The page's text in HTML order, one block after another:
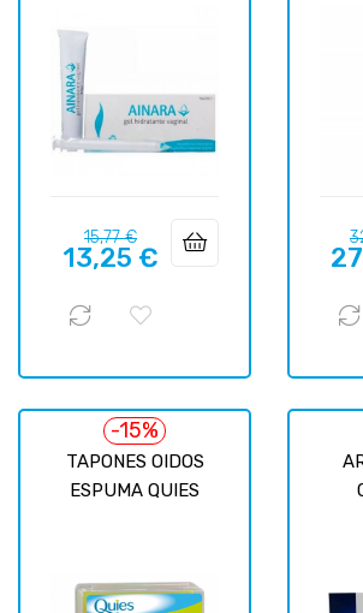
Prix
habituel
15,77 €Prix
13,25 €
TAPONES OIDOS
ESPUMA QUIES
-15%